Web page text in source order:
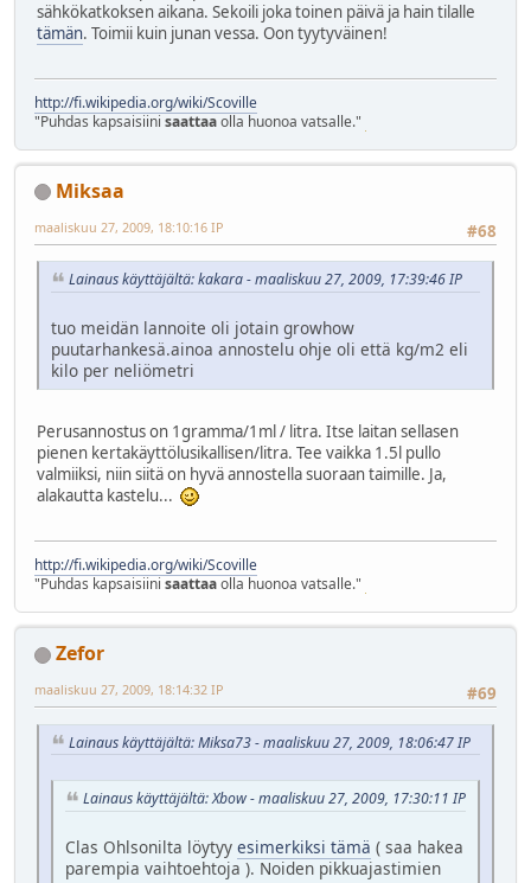
sähkökatkoksen aikana. Sekoili joka toinen päivä ja hain tilalle
tämän. Toimii kuin junan vessa. Oon tyytyväinen!
http://fi.wikipedia.org/wiki/Scoville
"Puhdas kapsaisiini saattaaolla huonoa vatsalle."
Miksaa
#68
maaliskuu 27, 2009, 18:10:16 IP
Lainaus käyttäjältä: kakara - maaliskuu 27, 2009, 17:39:46 IP
tuo meidän lannoite oli jotain growhow
puutarhankesä.ainoa annostelu ohje oli että kg/m2 eli
kilo per neliömetri
Perusannostus on 1gramma/1ml / litra. Itse laitan sellasen
pienen kertakäyttölusikallisen/litra. Tee vaikka 1.5l pullo
valmiiksi, niin siitä on hyvä annostella suoraan taimille. Ja,
alakautta kastelu...
http://fi.wikipedia.org/wiki/Scoville
"Puhdas kapsaisiini saattaaolla huonoa vatsalle."
Zefor
#69
maaliskuu 27, 2009, 18:14:32 IP
Lainaus käyttäjältä: Miksa73 - maaliskuu 27, 2009, 18:06:47 IP
Lainaus käyttäjältä: Xbow - maaliskuu 27, 2009, 17:30:11 IP
Clas Ohlsonilta löytyy esimerkiksi tämä ( saa hakea
parempia vaihtoehtoja ). Noiden pikkuajastimien